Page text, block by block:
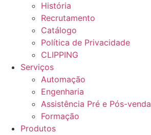
História
Recrutamento
Catálogo
Política de Privacidade
CLIPPING
Serviços
Automação
Engenharia
Assistência Pré e Pós-venda
Formação
Produtos